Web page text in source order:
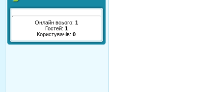
Онлайн всього: 1
Гостей: 1
Користувачів:0